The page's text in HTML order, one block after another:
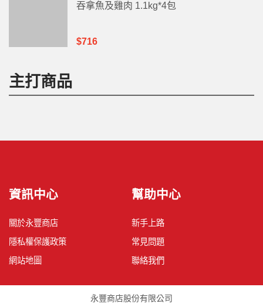
吞拿魚及雞肉 1.1kg*4包
$716
主打商品
資訊中心
關於永豐商店
隱私權保護政策
網站地圖
幫助中心
新手上路
常見問題
聯絡我們
永豐商店股份有限公司